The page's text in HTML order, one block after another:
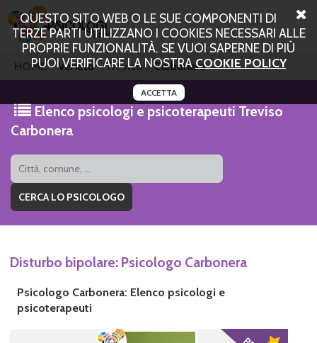
QUESTO SITO WEB O LE SUE COMPONENTI DI
TERZE PARTI UTILIZZANO I COOKIES NECESSARI ALLE
PROPRIE FUNZIONALITÀ. SE VUOI SAPERNE DI PIÙ
PUOI VERIFICARE LA NOSTRACOOKIE POLICY
ACCETTA
HOME Veneto Treviso Carbonera
Elenco psicologi e psicoterapeuti Treviso
Carbonera
Disturbo bipolare: Psicologo Carbonera
Psicologo Carbonera: Elenco psicologi e
psicoterapeuti